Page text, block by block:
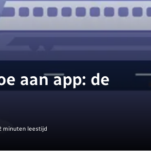
aan app: de
minuten leestijd